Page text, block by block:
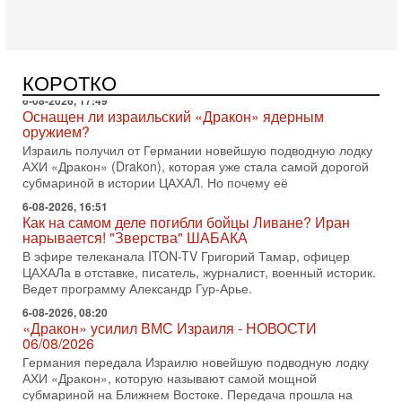
КОРОТКО
АХИ «Дракон» (Drakon), которая уже стала самой дорогой
субмариной в истории ЦАХАЛ. Но почему её
6-08-2026, 16:51
Как на самом деле погибли бойцы Ливане? Иран
нарывается! "Зверства" ШАБАКА
В эфире телеканала ITON-TV Григорий Тамар, офицер
ЦАХАЛа в отставке, писатель, журналист, военный историк.
Ведет программу Александр Гур-Арье.
6-08-2026, 08:20
«Дракон» усилил ВМС Израиля - НОВОСТИ
06/08/2026
Германия передала Израилю новейшую подводную лодку
АХИ «Дракон», которую называют самой мощной
субмариной на Ближнем Востоке. Передача прошла на
5-08-2026, 18:16
Сколько ещё Нетаниягу продержится у власти?
«Нетаниягу вечен?» — почему предстоящие выборы в
Израиле могут стать самыми интригующими? Биньямин